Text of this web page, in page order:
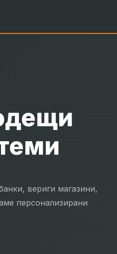
вериги магазини,
персонализирани